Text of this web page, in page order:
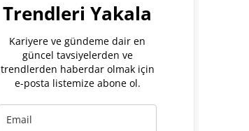
Trendleri Yakala
Kariyere ve gündeme dair en
güncel tavsiyelerden ve
trendlerden haberdar olmak için
e-posta listemize abone ol.